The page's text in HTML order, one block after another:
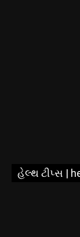
હેલ્થ ટીપ્સ |